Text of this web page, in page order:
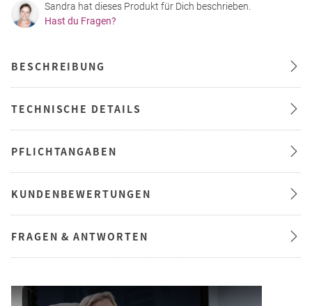
Sandra hat dieses Produkt für Dich beschrieben.
Hast du Fragen?
BESCHREIBUNG
TECHNISCHE DETAILS
PFLICHTANGABEN
KUNDENBEWERTUNGEN
FRAGEN & ANTWORTEN